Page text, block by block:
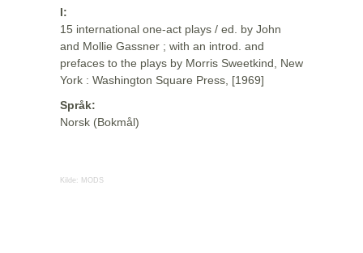
I:
15 international one-act plays / ed. by John
and Mollie Gassner ; with an introd. and
prefaces to the plays by Morris Sweetkind, New
York : Washington Square Press, [1969]
Språk:
Norsk (Bokmål)
Kilde: MODS